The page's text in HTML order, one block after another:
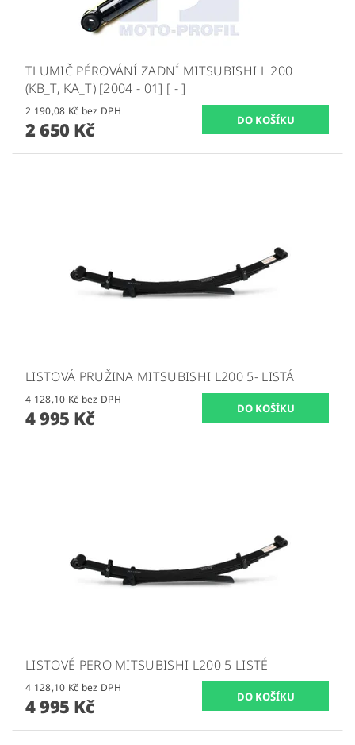
TLUMIČ PÉROVÁNÍ ZADNÍ MITSUBISHI L 200
(KB_T, KA_T) [2004 - 01] [ - ]
2 190,08 Kč bez DPH
2 650 Kč
LISTOVÁ PRUŽINA MITSUBISHI L200 5- LISTÁ
4 128,10 Kč bez DPH
4 995 Kč
LISTOVÉ PERO MITSUBISHI L200 5 LISTÉ
4 128,10 Kč bez DPH
4 995 Kč